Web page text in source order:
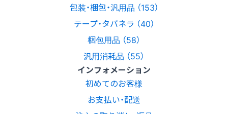
包装・梱包・汎用品 （153）
テープ・タバネラ （40）
梱包用品 （58）
汎用消耗品 （55）
インフォメーション
初めてのお客様
お支払い・配送